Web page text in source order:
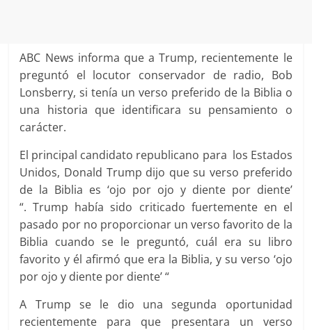
ABC News informa que a Trump, recientemente le
preguntó el locutor conservador de radio, Bob
Lonsberry, si tenía un verso preferido de la Biblia o
una historia que identificara su pensamiento o
carácter.
El principal candidato republicano para los Estados
Unidos, Donald Trump dijo que su verso preferido
de la Biblia es ‘ojo por ojo y diente por diente’
“. Trump había sido criticado fuertemente en el
pasado por no proporcionar un verso favorito de la
Biblia cuando se le preguntó, cuál era su libro
favorito y él afirmó que era la Biblia, y su verso ‘ojo
por ojo y diente por diente’ “
A Trump se le dio una segunda oportunidad
recientemente para que presentara un verso